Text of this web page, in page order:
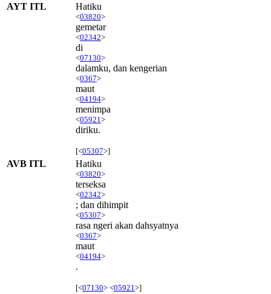
AYT ITL
Hatiku
<03820>
gemetar
<02342>
di
<07130>
dalamku, dan kengerian
<0367>
maut
<04194>
menimpa
<05921 >
diriku.
[<05307>]
AVB ITL Hatiku
<03820>
terseksa
<02342>
; dan dihimpit
<05307>
rasa ngeri akan dahsyatnya
<0367>
maut
<04194>
.
[<07130> <05921 >]